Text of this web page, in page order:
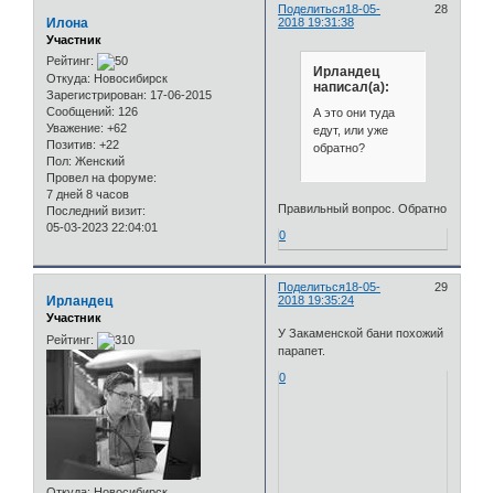
Поделиться 28
18-05-
2018 19:31:38
Илона
Участник
Рейтинг:
Откуда: Новосибирск
Зарегистрирован: 17-06-2015
Сообщений: 126
Уважение: +62
Позитив: +22
Пол: Женский
Провел на форуме:
7 дней 8 часов
Последний визит:
05-03-2023 22:04:01
Ирландец
написал(а):
А это они туда
едут, или уже
обратно?
Правильный вопрос. Обратно
0
Поделиться 29
18-05-
2018 19:35:24
Ирландец
Участник
Рейтинг:
У Закаменской бани похожий
парапет.
0